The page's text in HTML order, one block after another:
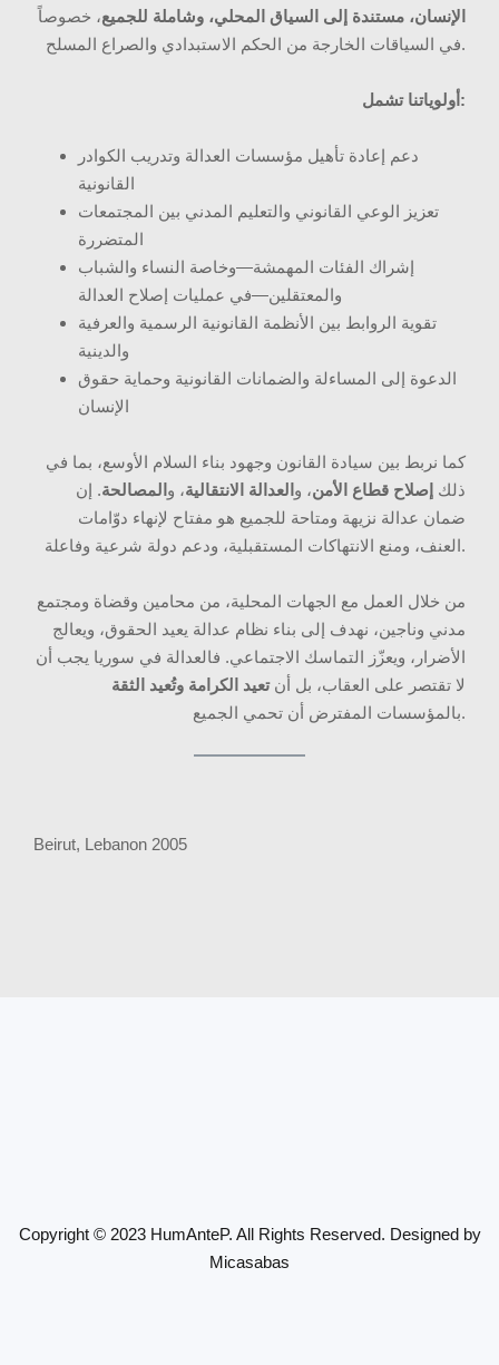
الإنسان، مستندة إلى السياق المحلي، وشاملة للجميع، خصوصاً
في السياقات الخارجة من الحكم الاستبدادي والصراع المسلح.
أولوياتنا تشمل:
دعم إعادة تأهيل مؤسسات العدالة وتدريب الكوادر
القانونية
تعزيز الوعي القانوني والتعليم المدني بين المجتمعات
المتضررة
إشراك الفئات المهمشة—وخاصة النساء والشباب
والمعتقلين—في عمليات إصلاح العدالة
تقوية الروابط بين الأنظمة القانونية الرسمية والعرفية
والدينية
الدعوة إلى المساءلة والضمانات القانونية وحماية حقوق
الإنسان
كما نربط بين سيادة القانون وجهود بناء السلام الأوسع، بما في
ذلك إصلاح قطاع الأمن، و العدالة الانتقالية، و المصالحة. إن
ضمان عدالة نزيهة ومتاحة للجميع هو مفتاح لإنهاء دوّامات
العنف، ومنع الانتهاكات المستقبلية، ودعم دولة شرعية وفاعلة.
من خلال العمل مع الجهات المحلية، من محامين وقضاة ومجتمع
مدني وناجين، نهدف إلى بناء نظام عدالة يعيد الحقوق، ويعالج
الأضرار، ويعزّز التماسك الاجتماعي. فالعدالة في سوريا يجب أن
لا تقتصر على العقاب، بل أنتعيد الكرامة وتُعيد الثقة
بالمؤسسات المفترض أن تحمي الجميع.
Beirut, Lebanon 2005
Copyright © 2023 HumAnteP. All Rights Reserved. Designed by
Micasabas